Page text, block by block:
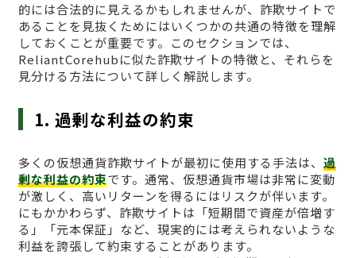
的には合法的に見えるかもしれませんが、詐欺サイトで
あることを見抜くためにはいくつかの共通の特徴を理解
しておくことが重要です。このセクションでは、
ReliantCorehubに似た詐欺サイトの特徴と、それらを
見分ける方法について詳しく解説します。
1. 過剰な利益の約束
多くの仮想通貨詐欺サイトが最初に使用する手法は、 過
剰な利益の約束です。通常、仮想通貨市場は非常に変動
が激しく、高いリターンを得るにはリスクが伴います。
にもかかわらず、詐欺サイトは「短期間で資産が倍増す
る」「元本保証」など、現実的には考えられないような
利益を誇張して約束することがあります。